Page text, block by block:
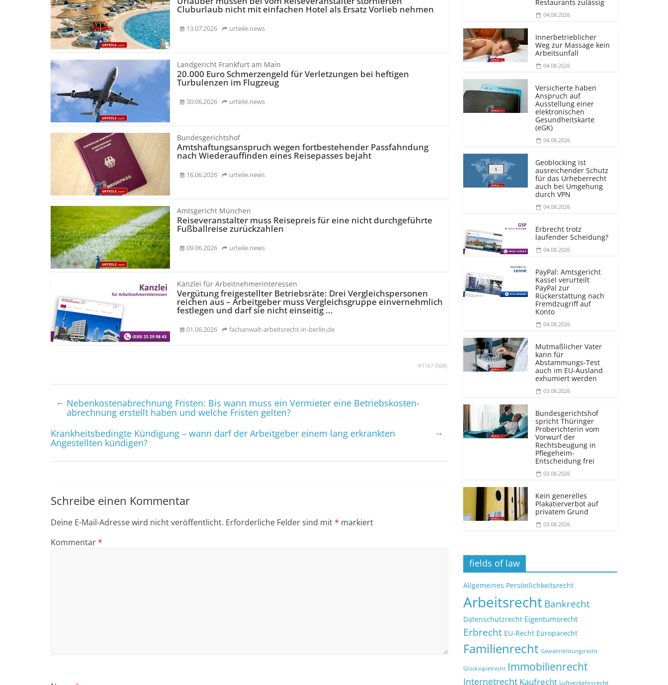
#1167 (568)
Cluburlaub nicht mit einfachen Hotel als Ersatz Vorlieb nehmen
13.07.2026 urteile.news
Landgericht Frankfurt am Main
20.000 Euro Schmerzengeld für Verletzungen bei heftigen
Turbulenzen im Flugzeug
30.06.2026 urteile.news
Bundesgerichtshof
Amtshaftungs­anspruch wegen fortbestehender Passfahndung
nach Wiederauffinden eines Reisepasses bejaht
16.06.2026 urteile.news
Amtsgericht München
Reiseveranstalter muss Reisepreis für eine nicht durchgeführte
Fußballreise zurückzahlen
09.06.2026 urteile.news
Kanzlei für Arbeitnehmerinteressen
Vergütung freigestellter Betriebsräte: Drei Vergleichspersonen
reichen aus – Arbeitgeber muss Vergleichsgruppe einvernehmlich
festlegen und darf sie nicht einseitig ...
01.06.2026 fachanwalt-arbeitsrecht-in-berlin.de
← Nebenkosten­abrechnung Fristen: Bis wann muss ein Vermieter eine Betriebskosten­
abrechnung erstellt haben und welche Fristen gelten?
Krankheitsbedingte Kündigung – wann darf der Arbeitgeber einem lang erkrankten
Angestellten kündigen?
→
Schreibe einen Kommentar
Deine E-Mail-Adresse wird nicht veröffentlicht. Erforderliche Felder sind mit* markiert
Kommentar*
Restaurants zulässig
04.08.2026
Innerbetrieblicher
Weg zur Massage kein
Arbeitsunfall
04.08.2026
Versicherte haben
Anspruch auf
Ausstellung einer
elektronischen
Gesundheitskarte
(eGK)
04.08.2026
Geoblocking ist
ausreichender Schutz
für das Urheberrecht
auch bei Umgehung
durch VPN
04.08.2026
Erbrecht trotz
laufender Scheidung?
04.08.2026
PayPal: Amtsgericht
Kassel verurteilt
PayPal zur
Rückerstattung nach
Fremdzugriff auf
Konto
04.08.2026
Mutmaßlicher Vater
kann für
Abstammungs-Test
auch im EU-Ausland
exhumiert werden
03.08.2026
Bundesgerichtshof
spricht Thüringer
Proberichterin vom
Vorwurf der
Rechtsbeugung in
Pflegeheim-
Entscheidung frei
03.08.2026
Kein generelles
Plakatierverbot auf
privatem Grund
03.08.2026
fields of law
Allgemeines Persönlichkeitsrecht
ArbeitsrechtBankrecht
Datenschutzrecht Eigentumsrecht
Erbrecht EU-Recht Europarecht
Familienrecht Gewährleistungsrecht
Glücksspielrecht Immobilienrecht
Internetrecht Kaufrecht Luftverkehrsrecht